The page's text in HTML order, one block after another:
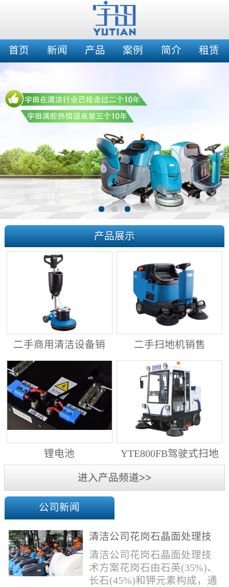
首页 新闻 产品 案例 简介 租赁
产品展示
二手商用清洁设备销
二手扫地机销售
锂电池
YTE800FB驾驶式扫地
进入产品频道>>
公司新闻
清洁公司花岗石晶面处理技
术方案
清洁公司花岗石晶面处理技
术方案花岗石由石英(35%)、
长石(45%)和钾元素构成，通